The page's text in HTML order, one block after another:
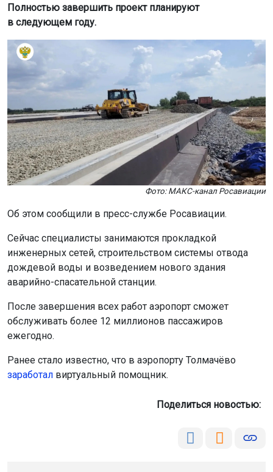
Полностью завершить проект планируют
в следующем году.
Фото: МАКС-канал Росавиации
Об этом сообщили в пресс-службе Росавиации.
Сейчас специалисты занимаются прокладкой
инженерных сетей, строительством системы отвода
дождевой воды и возведением нового здания
аварийно-спасательной станции.
После завершения всех работ аэропорт сможет
обслуживать более 12 миллионов пассажиров
ежегодно.
Ранее стало известно, что в аэропорту Толмачёво
заработал виртуальный помощник.
Поделиться новостью: